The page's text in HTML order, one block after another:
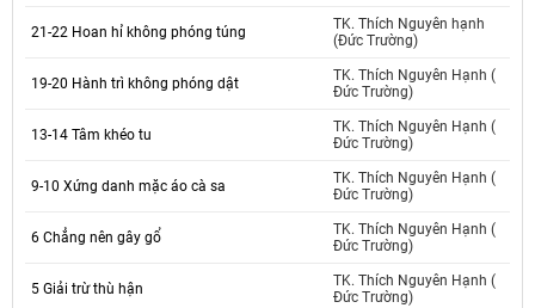
21-22 Hoan hỉ không phóng túng
TK. Thích Nguyên hạnh
(Đức Trường)
19-20 Hành trì không phóng dật
TK. Thích Nguyên Hạnh (
Đức Trường)
13-14 Tâm khéo tu
TK. Thích Nguyên Hạnh (
Đức Trường)
9-10 Xứng danh mặc áo cà sa
TK. Thích Nguyên Hạnh (
Đức Trường)
6 Chẳng nên gây gổ
TK. Thích Nguyên Hạnh (
Đức Trường)
5 Giải trừ thù hận
TK. Thích Nguyên Hạnh (
Đức Trường)